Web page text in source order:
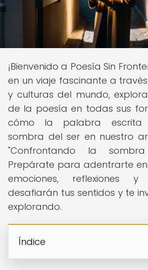
¡Bienvenido a Poesía Sin
en un viaje fascinante a
y culturas del mundo,
de la poesía en todas sus
cómo la palabra escrita
sombra del ser en nuestro
"Confrontando la
Prepárate para adentrarte en
emociones, reflexiones
desafiarán tus sentidos y te
explorando.
Índice